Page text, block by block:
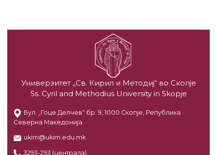
Универзитет „Св. Кирил и Методиј“ во Скопје
Ss. Cyril and Methodius University in Skopje
Бул. „Гоце Делчев“ бр. 9, 1000 Скопје, Република
Северна Македонија
ukim@ukim.edu.mk
3293-293 (централа)